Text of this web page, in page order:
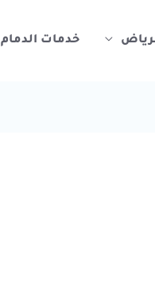
خدمات الدمام